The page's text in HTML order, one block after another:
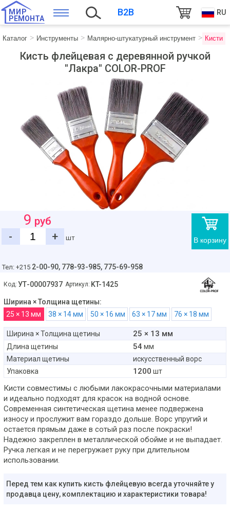
МИР
РЕМОНТА
B2B RU
Каталог Инструменты Малярно-штукатурный инструмент Кисти
Кисть флейцевая с деревянной ручкой
"Лакра" COLOR-PROF
В корзину
9 руб
-
+ шт
Тел: +215 2-00-90, 778-93-985, 775-69-958
Код: УТ-00007937 Артикул: KT-1425
Ширина × Толщина щетины:
25 × 13 мм
38 × 14 мм 50 × 16 мм 63 × 17 мм 76 × 18 мм
Ширина × Толщина щетины 25 × 13 мм
Длина щетины 54 мм
Материал щетины
искусственный ворс
Упаковка
1200 шт
Кисти совместимы с любыми лакокрасочными материалами
и идеально подходят для красок на водной основе.
Современная синтетическая щетина менее подвержена
износу и прослужит вам гораздо дольше. Ворс упругий и
остается прямым даже в сотый раз после покраски!
Надежно закреплен в металлической обойме и не выпадает.
Ручка легкая и не перегружает руку при длительном
использовании.
Перед тем как купить кисть флейцевую всегда уточняйте у
продавца цену, комплектацию и характеристики товара!